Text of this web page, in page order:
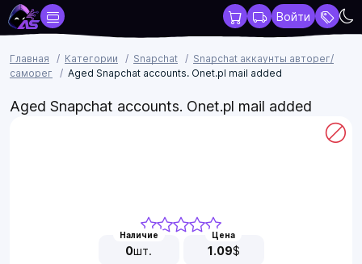
Войти
Главная Категории Snapchat
Snapchat аккаунты авторег/
саморег
Aged Snapchat accounts. Onet.pl mail added
Aged Snapchat accounts. Onet.pl mail added
Наличие
0шт.
Цена
1.09$